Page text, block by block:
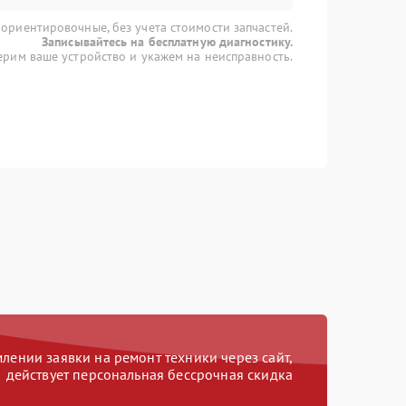
без учета стоимости запчастей.
Записывайтесь на бесплатную диагностику.
ваше устройство и укажем на неисправность.
заявки на ремонт техники через сайт,
действует персональная бессрочная скидка